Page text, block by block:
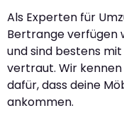
Als Experten für
Bertrange verfügen
und sind bestens
vertraut. Wir
dafür, dass deine
ankommen.